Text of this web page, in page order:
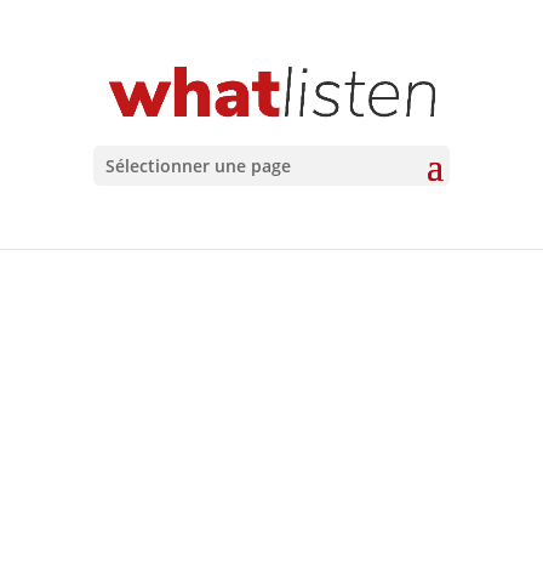
Sélectionner une page